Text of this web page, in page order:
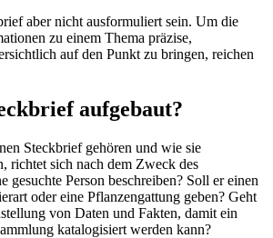
aber nicht ausformuliert sein. Um die
zu einem Thema präzise,
auf den Punkt zu bringen, reichen
aufgebaut?
Steckbrief gehören und wie sie
richtet sich nach dem Zweck des
gesuchte Person beschreiben? Soll er einen
oder eine Pflanzengattung geben? Geht
von Daten und Fakten, damit ein
katalogisiert werden kann?